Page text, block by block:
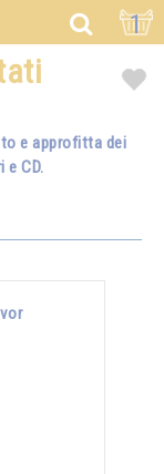
1
e approfitta dei
CD.